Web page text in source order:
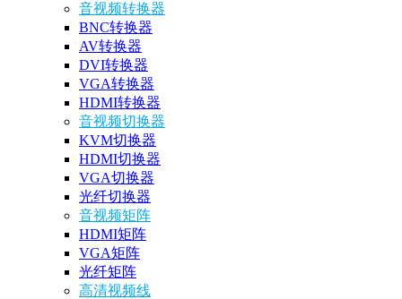
音视频转换器
BNC转换器
AV转换器
DVI转换器
VGA转换器
HDMI转换器
音视频切换器
KVM切换器
HDMI切换器
VGA切换器
光纤切换器
音视频矩阵
HDMI矩阵
VGA矩阵
光纤矩阵
高清视频线